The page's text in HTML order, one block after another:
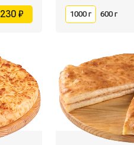
₽ 1000 г 600 г